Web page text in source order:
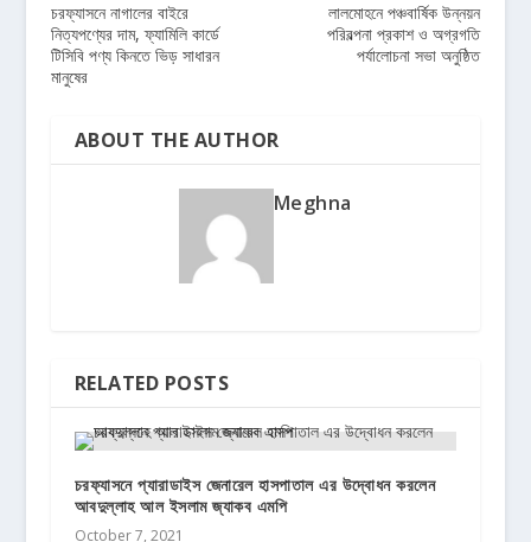
চরফ্যাসনে নাগালের বাইরে
নিত্যপণ্যের দাম, ফ্যামিলি কার্ডে
টিসিবি পণ্য কিনতে ভিড় সাধারন
মানুষের
লালমোহনে পঞ্চবার্ষিক উন্নয়ন
পরিবল্পনা প্রকাশ ও অগ্রগতি
পর্যালোচনা সভা অনুষ্ঠিত
ABOUT THE AUTHOR
Meghna
RELATED POSTS
চরফ্যাসনে প্যারাডাইস জেনারেল হাসপাতাল এর উদ্বোধন করলেন
আবদুল্লাহ আল ইসলাম জ্যাকব এমপি
October 7, 2021